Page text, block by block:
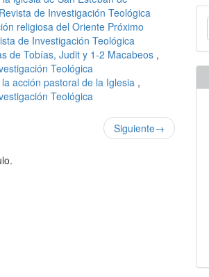
de Investigación Teológica
religiosa del Oriente Próximo
de Investigación Teológica
de Tobías, Judit y 1-2 Macabeos ,
Teológica
acción pastoral de la Iglesia ,
Teológica
Siguiente→